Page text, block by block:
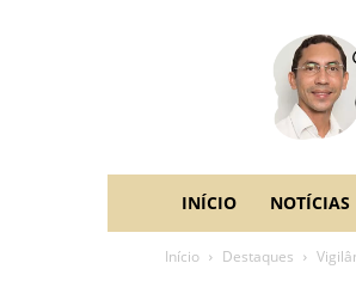
Sandro
Galvão
INÍCIO NOTÍCIAS
Início Destaques